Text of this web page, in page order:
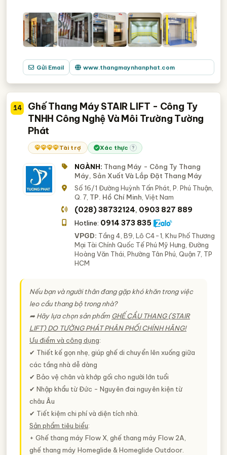
Gửi Email www.thangmaynhanphat.com
14
Ghế Thang Máy STAIR LIFT - Công Ty
TNHH Công Nghệ Và Môi Trường Tường
Phát
Tài trợ Xác thực ?
NGÀNH: Thang Máy - Công Ty Thang
Máy, Sản Xuất Và Lắp Đặt Thang Máy
Số 16/1 Đường Huỳnh Tấn Phát, P. Phú Thuận,
Q. 7, TP. Hồ Chí Minh , Việt Nam
(028) 38732124, 0903 827 889
Hotline: 0914 373 835
VPGD: Tầng 4, B9, Lô C4-1, Khu Phố Thương
Mại Tài Chính Quốc Tế Phú Mỹ Hưng, Đường
Hoàng Văn Thái, Phường Tân Phú, Quận 7, TP
HCM
Nếu bạn và người thân đang gặp khó khăn trong việc
leo cầu thang bộ trong nhà?
➦ Hãy lựa chọn sản phẩm GHẾ CẦU THANG (STAIR
LIFT) DO TƯỜNG PHÁT PHÂN PHỐI CHÍNH HÃNG!
Ưu điểm và công dụng:
✔ Thiết kế gọn nhẹ, giúp ghế di chuyển lên xuống giữa
các tầng nhà dễ dàng
✔ Bảo vệ chân và khớp gối cho người lớn tuổi
✔ Nhập khẩu từ Đức - Nguyên đai nguyên kiện từ
châu Âu
✔ Tiết kiệm chi phí và diện tích nhà.
Sản phẩm tiêu biểu:
+ Ghế thang máy Flow X, ghế thang máy Flow 2A,
ghế thang máy Homeglide & Homeglide Outdoor.